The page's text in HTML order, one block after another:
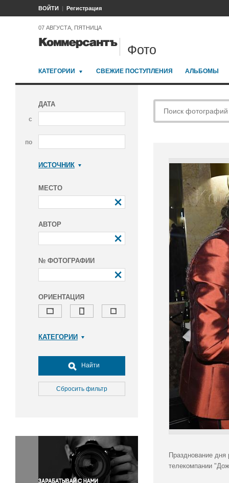
ВОЙТИ Регистрация
07 АВГУСТА, ПЯТНИЦА
Фото
КАТЕГОРИИ СВЕЖИЕ ПОСТУПЛЕНИЯ АЛЬБОМЫ
ДАТА
с
по
ИСТОЧНИК
МЕСТО
АВТОР
№ ФОТОГРАФИИ
ОРИЕНТАЦИЯ
КАТЕГОРИИ
Досуг, туризм и отдых
Культура
Медицина
Окружающая среда
Политика
Правосудие
Происшествия и конфликты
Найти
Сбросить фильтр
Празднование
телекомпании